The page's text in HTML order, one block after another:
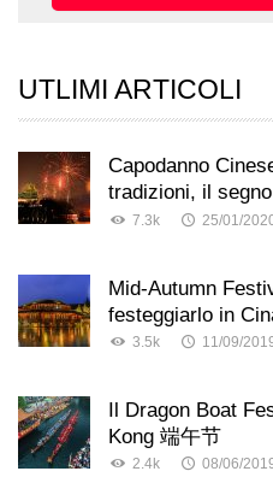
UTLIMI ARTICOLI
Capodanno
tradizioni, il
7.3k 25/01/
Mid-Autumn
festeggiarlo in
3.5k 11/09/
Il Dragon Boat
Kong 端午节
2.4k 08/06/